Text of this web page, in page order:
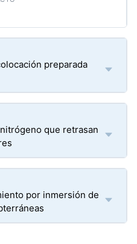
preparada
que retrasan
por inmersión de